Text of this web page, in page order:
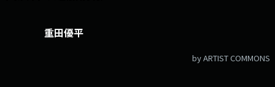
重田優平
by ARTIST COMMONS